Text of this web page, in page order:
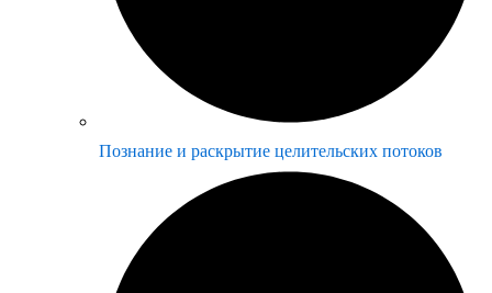
Познание и раскрытие целительских потоков